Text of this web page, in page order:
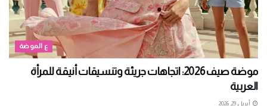
ع الموضة
موضة صيف 2026: اتجاهات جريئة وتنسيقات أنيقة للمرأة
العربية
أبريل 29, 2026